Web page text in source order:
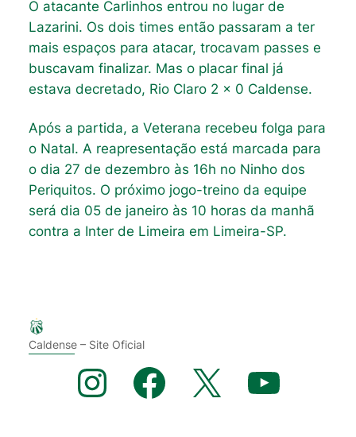
O atacante Carlinhos entrou no lugar de
Lazarini. Os dois times então passaram a ter
mais espaços para atacar, trocavam passes e
buscavam finalizar. Mas o placar final já
estava decretado, Rio Claro 2 x 0 Caldense.
Após a partida, a Veterana recebeu folga para
o Natal. A reapresentação está marcada para
o dia 27 de dezembro às 16h no Ninho dos
Periquitos. O próximo jogo-treino da equipe
será dia 05 de janeiro às 10 horas da manhã
contra a Inter de Limeira em Limeira-SP.
Caldense – Site Oficial
Instagram Facebook X YouTube